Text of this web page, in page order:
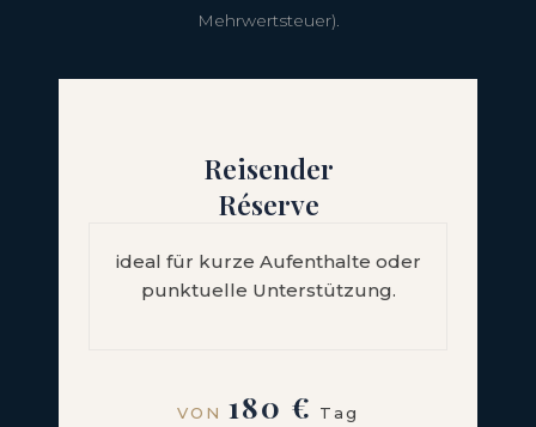
Mehrwertsteuer).
Reisender
Réserve
ideal für kurze Aufenthalte oder
punktuelle Unterstützung.
VON 180 € Tag